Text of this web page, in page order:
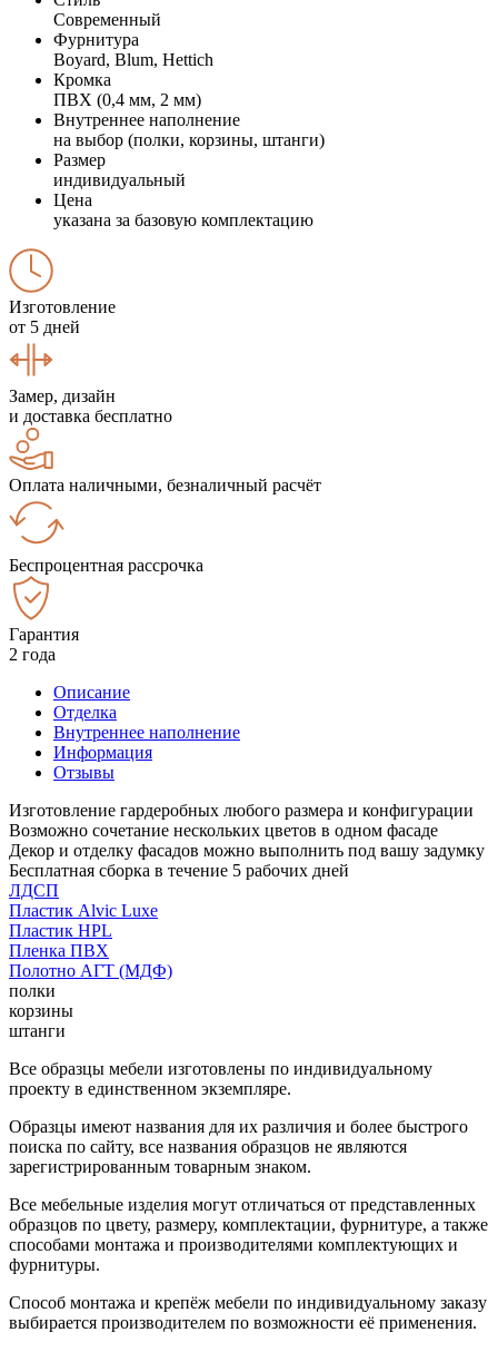
Современный
Фурнитура
Boyard, Blum, Hettich
Кромка
ПВХ (0,4 мм, 2 мм)
Внутреннее наполнение
на выбор (полки, корзины, штанги)
Размер
индивидуальный
Цена
указана за базовую комплектацию
Изготовление
от 5 дней
Замер, дизайн
и доставка бесплатно
Оплата наличными, безналичный расчёт
Беспроцентная рассрочка
Гарантия
2 года
Описание
Отделка
Внутреннее наполнение
Информация
Отзывы
Изготовление гардеробных любого размера и конфигурации
Возможно сочетание нескольких цветов в одном фасаде
Декор и отделку фасадов можно выполнить под вашу задумку
Бесплатная сборка в течение 5 рабочих дней
ЛДСП
Пластик Alvic Luxe
Пластик HPL
Пленка ПВХ
Полотно АГТ (МДФ)
полки
корзины
штанги
Все образцы мебели изготовлены по индивидуальному
проекту в единственном экземпляре.
Образцы имеют названия для их различия и более быстрого
поиска по сайту, все названия образцов не являются
зарегистрированным товарным знаком.
Все мебельные изделия могут отличаться от представленных
образцов по цвету, размеру, комплектации, фурнитуре, а также
способами монтажа и производителями комплектующих и
фурнитуры.
Способ монтажа и крепёж мебели по индивидуальному заказу
выбирается производителем по возможности её применения.